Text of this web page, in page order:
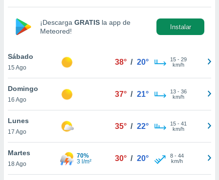
aceptar
de
sitio
En
sean
el sitio
¡Descarga GRATIS la app de
Meteored!
Instalar
Sábado
15 Ago
38° / 20° 15- 29
km/h
Domingo
16 Ago
37° / 21° 13- 36
km/h
Lunes
17 Ago
35° / 22° 15- 41
km/h
Martes
18 Ago
70%
3 l/m²
30° / 20° 8- 44
km/h